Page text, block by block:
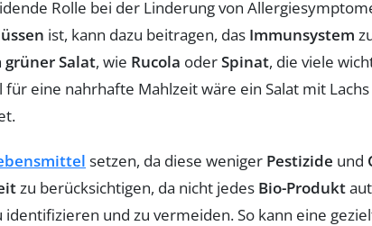
Rolle bei der Linderung von
ist, kann dazu beitragen, das Immunsystem
grüner Salat, wie Rucola oderSpinat, die viele
eine nahrhafte Mahlzeit wäre ein Salat mit
setzen, da diese weniger Pestizide und
zu berücksichtigen, da nicht jedes Bio-Produkt
und zu vermeiden. So kann eine